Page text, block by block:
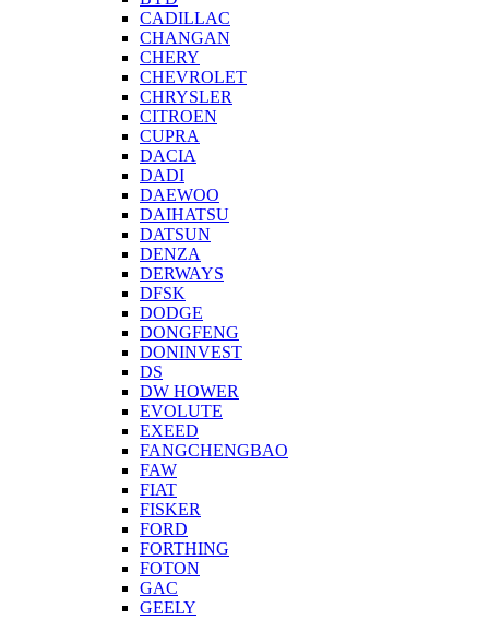
CADILLAC
CHANGAN
CHERY
CHEVROLET
CHRYSLER
CITROEN
CUPRA
DACIA
DADI
DAEWOO
DAIHATSU
DATSUN
DENZA
DERWAYS
DFSK
DODGE
DONGFENG
DONINVEST
DS
DW HOWER
EVOLUTE
EXEED
FANGCHENGBAO
FAW
FIAT
FISKER
FORD
FORTHING
FOTON
GAC
GEELY